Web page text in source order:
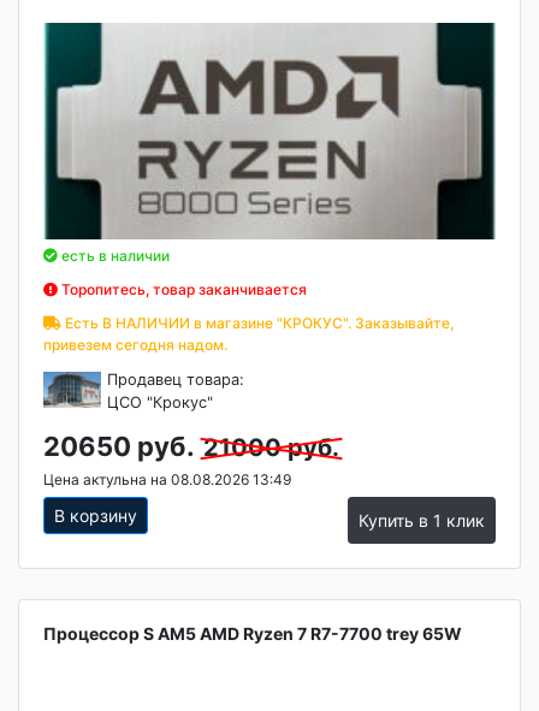
есть в наличии
Торопитесь, товар заканчивается
Есть В НАЛИЧИИ в магазине "КРОКУС". Заказывайте,
привезем сегодня надом.
Продавец товара:
ЦСО "Крокус"
20650 руб. 21000 руб.
Цена актульна на 08.08.2026 13:49
В корзину Купить в 1 клик
Процессор S AM5 AMD Ryzen 7 R7-7700 trey 65W